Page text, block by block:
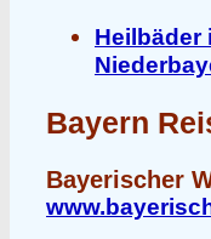
Heilbäder
Bayern
Bayerischer